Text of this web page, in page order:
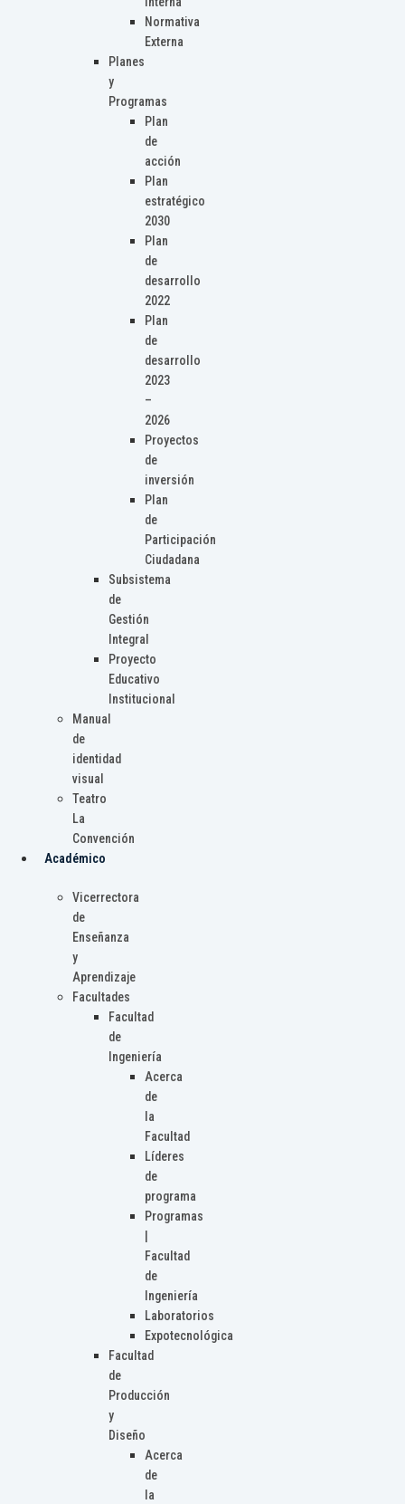
Normativa
Externa
Planes
y
Programas
Plan
de
acción
Plan
estratégico
2030
Plan
de
desarrollo
2022
Plan
de
desarrollo
2023
–
2026
Proyectos
de
inversión
Plan
de
Participación
Ciudadana
Subsistema
de
Gestión
Integral
Proyecto
Educativo
Institucional
Manual
de
identidad
visual
Teatro
La
Convención
Académico
Vicerrectora
de
Enseñanza
y
Aprendizaje
Facultades
Facultad
de
Ingeniería
Acerca
de
la
Facultad
Líderes
de
programa
Programas
Facultad
de
Ingeniería
Laboratorios
Expotecnológica
Facultad
de
Producción
y
Diseño
Acerca
de
la